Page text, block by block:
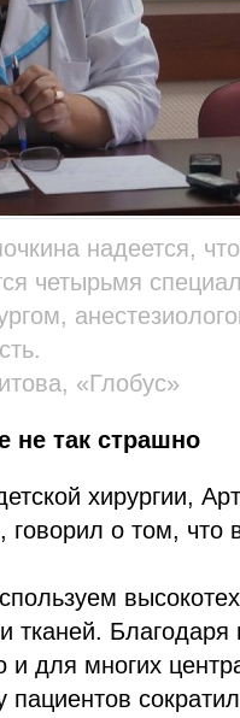
надеется,
четырьмя
«Глобус»
не так страшно
хирургии,
о том, что
тканей.
для многих